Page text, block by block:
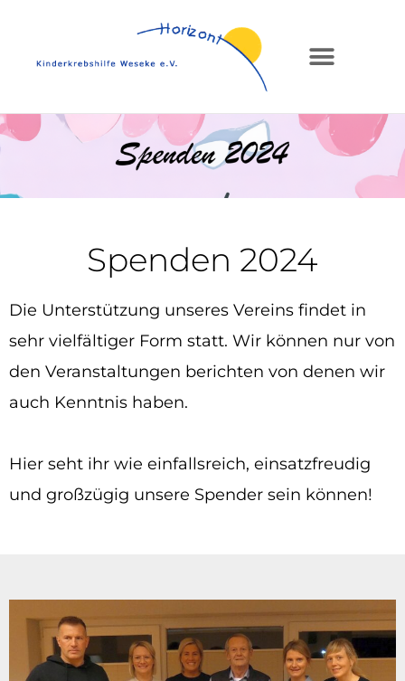
Spenden 2024
Die Unterstützung unseres Vereins findet in
sehr vielfältiger Form statt. Wir können nur von
den Veranstaltungen berichten von denen wir
auch Kenntnis haben.
Hier seht ihr wie einfallsreich, einsatzfreudig
und großzügig unsere Spender sein können!